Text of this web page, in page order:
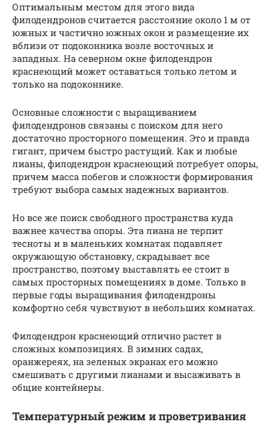
Оптимальным местом для этого вида
филодендронов считается расстояние около 1 м от
южных и частично южных окон и размещение их
вблизи от подоконника возле восточных и
западных. На северном окне филодендрон
краснеющий может оставаться только летом и
только на подоконнике.
Основные сложности с выращиванием
филодендронов связаны с поиском для него
достаточно просторного помещения. Это и правда
гигант, причем быстро растущий. Как и любые
лианы, филодендрон краснеющий потребует опоры,
причем масса побегов и сложности формирования
требуют выбора самых надежных вариантов.
Но все же поиск свободного пространства куда
важнее качества опоры. Эта лиана не терпит
тесноты и в маленьких комнатах подавляет
окружающую обстановку, скрадывает все
пространство, поэтому выставлять ее стоит в
самых просторных помещениях в доме. Только в
первые годы выращивания филодендроны
комфортно себя чувствуют в небольших комнатах.
Филодендрон краснеющий отлично растет в
сложных композициях. В зимних садах,
оранжереях, на зеленых экранах его можно
смешивать с другими лианами и высаживать в
общие контейнеры.
Температурный режим и проветривания